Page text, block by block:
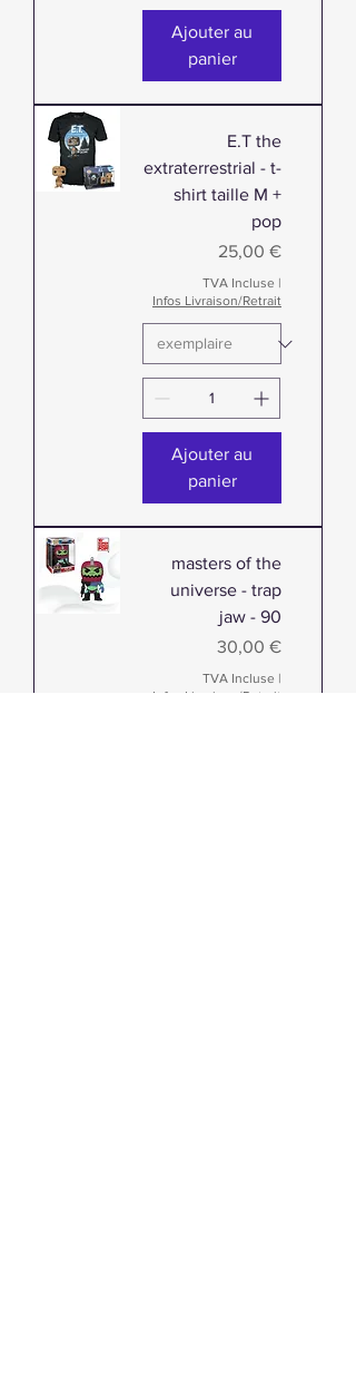
Ajouter au
panier
E.T the
extraterrestrial - t-
shirt taille M +
pop
Prix
25,00 €
TVA Incluse |
Infos Livraison/Retrait
Ajouter au
panier
masters of the
universe - trap
jaw - 90
Prix
30,00 €
TVA Incluse |
Infos Livraison/Retrait